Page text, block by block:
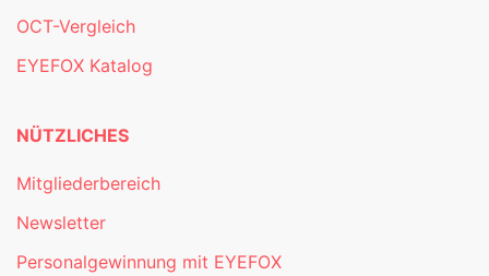
OCT-Vergleich
EYEFOX Katalog
NÜTZLICHES
Mitgliederbereich
Newsletter
Personalgewinnung mit EYEFOX